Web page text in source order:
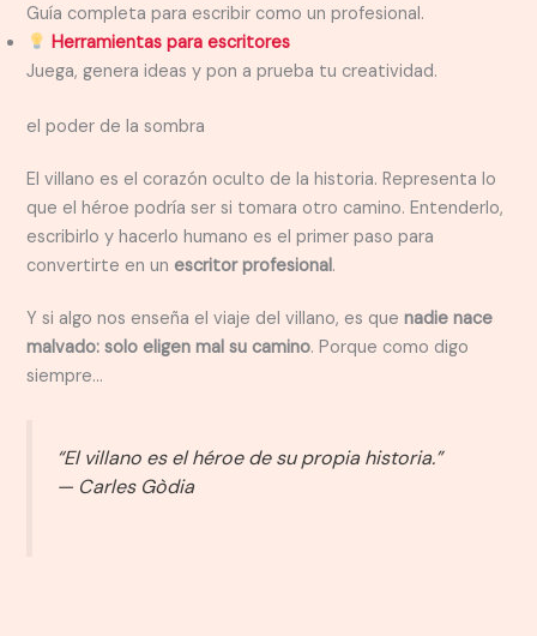
Guía completa para escribir como un profesional.
Herramientas para escritores
Juega, genera ideas y pon a prueba tu creatividad.
el poder de la sombra
El villano es el corazón oculto de la historia. Representa lo
que el héroe podría ser si tomara otro camino. Entenderlo,
escribirlo y hacerlo humano es el primer paso para
convertirte en unescritor profesional.
Y si algo nos enseña el viaje del villano, es quenadie nace
malvado: solo eligen mal su camino. Porque como digo
siempre…
“El villano es el héroe de su propia historia.”
— Carles Gòdia